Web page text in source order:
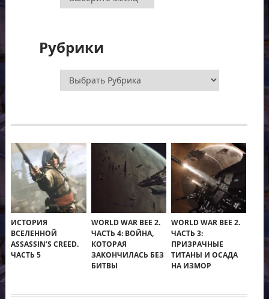
Рубрики
Рубрики
ИСТОРИЯ
ВСЕЛЕННОЙ
ASSASSIN’S CREED.
ЧАСТЬ 5
WORLD WAR BEE 2.
ЧАСТЬ 4: ВОЙНА,
КОТОРАЯ
ЗАКОНЧИЛАСЬ БЕЗ
БИТВЫ
WORLD WAR BEE 2.
ЧАСТЬ 3:
ПРИЗРАЧНЫЕ
ТИТАНЫ И ОСАДА
НА ИЗМОР